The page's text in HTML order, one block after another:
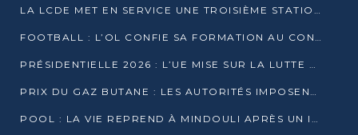
LA LCDE MET EN SERVICE UNE TROISIÈME STATION D’EAU POTABLE À MFILOU
FOOTBALL : L’OL CONFIE SA FORMATION AU CONGOLAIS CHRISTIAN BASSILA
PRÉSIDENTIELLE 2026 : L’UE MISE SUR LA LUTTE CONTRE LA DÉSINFORMATION
PRIX DU GAZ BUTANE : LES AUTORITÉS IMPOSENT LE RESPECT DES PRIX RÉGLEMENTÉS
POOL : LA VIE REPREND À MINDOULI APRÈS UN INCIDENT ARMÉ SUR LA RN1